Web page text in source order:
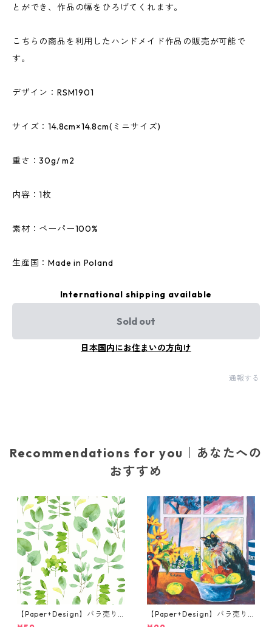
とができ、作品の幅をひろげてくれます。
こちらの商品を利用したハンドメイド作品の販売が可能で
す。
デザイン：RSM1901
サイズ：14.8cm×14.8cm(ミニサイズ)
重さ：30g/ m2
内容：1枚
素材：ペーパー100%
生産国：Made in Poland
International shipping available
Sold out
日本国内にお住まいの方向け
通報する
Recommendations for you｜あなたへの
おすすめ
【Paper+Design】バラ売り2
枚 カクテルサイズ ペーパーナ
【Paper+Design】バラ売り2
枚 ランチサイズ ペーパーナプ